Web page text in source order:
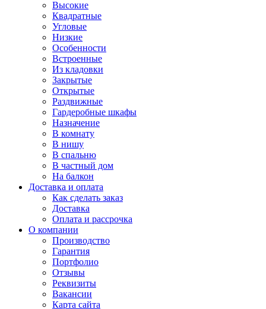
Высокие
Квадратные
Угловые
Низкие
Особенности
Встроенные
Из кладовки
Закрытые
Открытые
Раздвижные
Гардеробные шкафы
Назначение
В комнату
В нишу
В спальню
В частный дом
На балкон
Доставка и оплата
Как сделать заказ
Доставка
Оплата и рассрочка
О компании
Производство
Гарантия
Портфолио
Отзывы
Реквизиты
Вакансии
Карта сайта